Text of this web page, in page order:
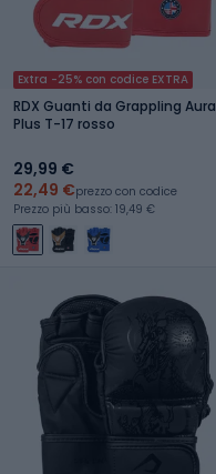
Extra -25% con codice EXTRA
RDX Guanti da Grappling Aura
Plus T-17 rosso
29,99 €
22,49 €prezzo con codice
Prezzo più basso: 19,49 €